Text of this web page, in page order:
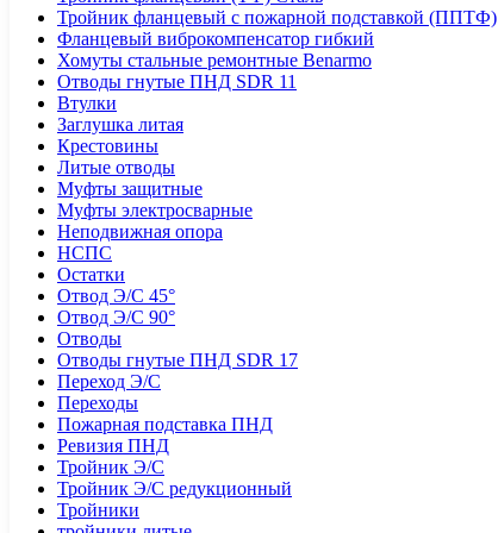
Тройник фланцевый с пожарной подставкой (ППТФ)
Фланцевый виброкомпенсатор гибкий
Хомуты стальные ремонтные Benarmo
Отводы гнутые ПНД SDR 11
Втулки
Заглушка литая
Крестовины
Литые отводы
Муфты защитные
Муфты электросварные
Неподвижная опора
НСПС
Остатки
Отвод Э/С 45°
Отвод Э/С 90°
Отводы
Отводы гнутые ПНД SDR 17
Переход Э/С
Переходы
Пожарная подставка ПНД
Ревизия ПНД
Тройник Э/С
Тройник Э/С редукционный
Тройники